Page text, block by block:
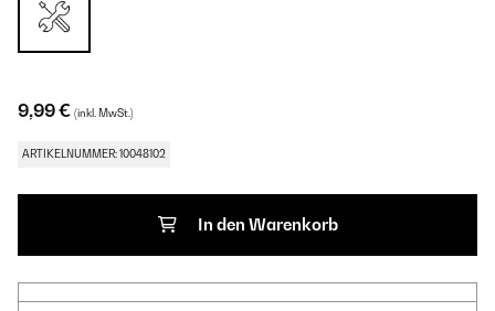
9,99 € (inkl. MwSt.)
ARTIKELNUMMER: 10048102
In den Warenkorb